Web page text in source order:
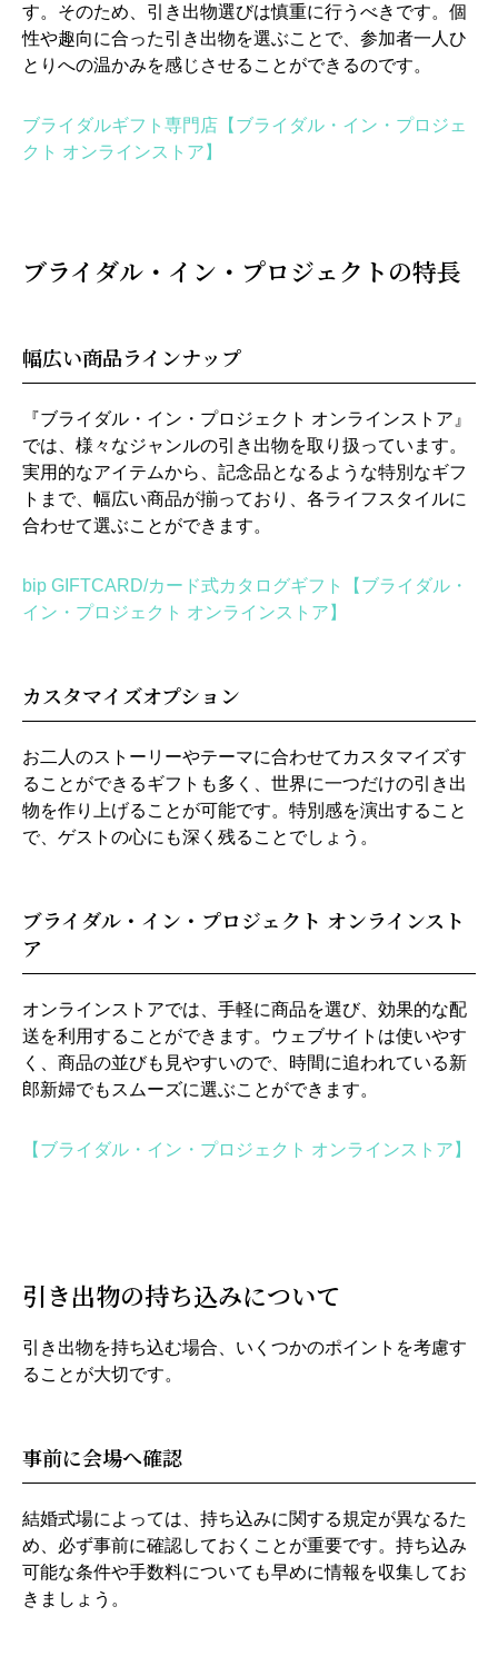
す。そのため、引き出物選びは慎重に行うべきです。個
性や趣向に合った引き出物を選ぶことで、参加者一人ひ
とりへの温かみを感じさせることができるのです。
ブライダルギフト専門店【ブライダル・イン・プロジェ
クト オンラインストア】
ブライダル・イン・プロジェクトの特長
幅広い商品ラインナップ
『ブライダル・イン・プロジェクト オンラインストア』
では、様々なジャンルの引き出物を取り扱っています。
実用的なアイテムから、記念品となるような特別なギフ
トまで、幅広い商品が揃っており、各ライフスタイルに
合わせて選ぶことができます。
bip GIFTCARD/カード式カタログギフト【ブライダル・
イン・プロジェクト オンラインストア】
カスタマイズオプション
お二人のストーリーやテーマに合わせてカスタマイズす
ることができるギフトも多く、世界に一つだけの引き出
物を作り上げることが可能です。特別感を演出すること
で、ゲストの心にも深く残ることでしょう。
ブライダル・イン・プロジェクト オンラインスト
ア
オンラインストアでは、手軽に商品を選び、効果的な配
送を利用することができます。ウェブサイトは使いやす
く、商品の並びも見やすいので、時間に追われている新
郎新婦でもスムーズに選ぶことができます。
【ブライダル・イン・プロジェクト オンラインストア】
引き出物の持ち込みについて
引き出物を持ち込む場合、いくつかのポイントを考慮す
ることが大切です。
事前に会場へ確認
結婚式場によっては、持ち込みに関する規定が異なるた
め、必ず事前に確認しておくことが重要です。持ち込み
可能な条件や手数料についても早めに情報を収集してお
きましょう。